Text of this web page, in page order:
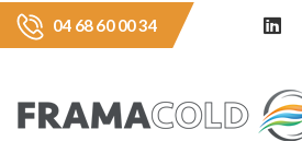
04 68 60 00 34